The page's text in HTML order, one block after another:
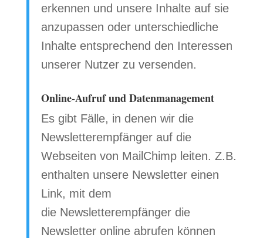
erkennen und unsere Inhalte auf sie
anzupassen oder unterschiedliche
Inhalte entsprechend den Interessen
unserer Nutzer zu versenden.
Online-Aufruf und Datenmanagement
Es gibt Fälle, in denen wir die
Newsletterempfänger auf die
Webseiten von MailChimp leiten. Z.B.
enthalten unsere Newsletter einen
Link, mit dem
die Newsletterempfänger die
Newsletter online abrufen können